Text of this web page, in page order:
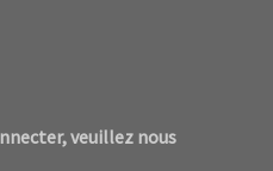
veuillez nous